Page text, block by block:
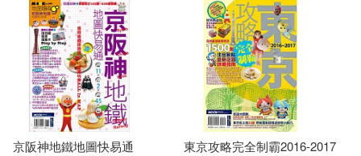
京阪神地鐵地圖快易通
東京攻略完全制霸2016-2017